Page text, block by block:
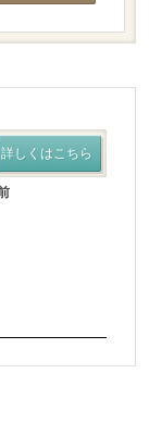
詳しくはこちら